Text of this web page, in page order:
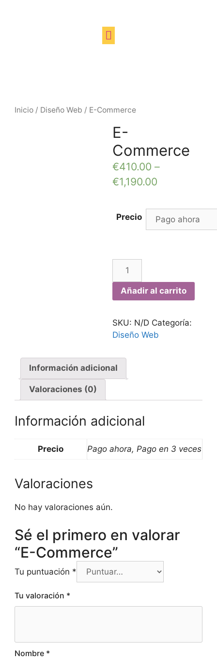
Inicio / Diseño Web / E-Commerce
E-
Commerce
€410.00 –
€1,190.00
Precio
Añadir al carrito
SKU: N/D Categoría:
Diseño Web
Información adicional
Valoraciones (0)
Información adicional
Precio Pago ahora, Pago en 3 veces
Valoraciones
No hay valoraciones aún.
Sé el primero en valorar
“E-Commerce”
Tu puntuación *
Tu valoración *
Nombre *